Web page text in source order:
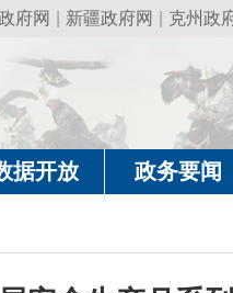
网 | 克州政府网 | |
政务要闻 网站地图